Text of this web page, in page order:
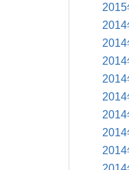
2015
2014
2014
2014
2014
2014
2014
2014
2014